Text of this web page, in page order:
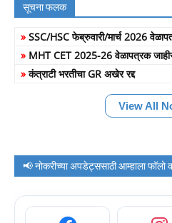
सूचना फलक
» SSC/HSC फेब्रुवारी/मार्च 2026
» MHT CET 2025-26 वेळापत्रक
»कंत्राटी भरतीचा GR अखेर रद्द
View All
📢 नोकरीच्या अपडेट्ससाठी आम्हाला फॉलो